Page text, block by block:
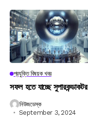
প্রযুক্তি বিষয়ক খবর
সফল হতে যাচ্ছে সুপারকন্ডাকটর
নিউজডেস্ক
September 3, 2024